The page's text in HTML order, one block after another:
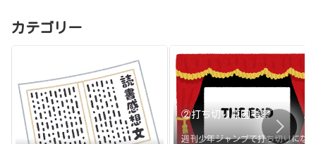
カテゴリー
②打ち切り原因考察
週刊少年ジャンプで打ち切りにな